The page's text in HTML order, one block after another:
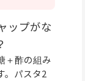
ップがな
＋酢の組み
。パスタ2